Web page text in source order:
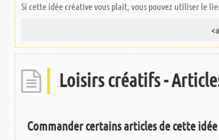
Si cette idée créative vous plait, vous pouvez utiliser le
Loisirs créatifs -
Commander certains articles de cette